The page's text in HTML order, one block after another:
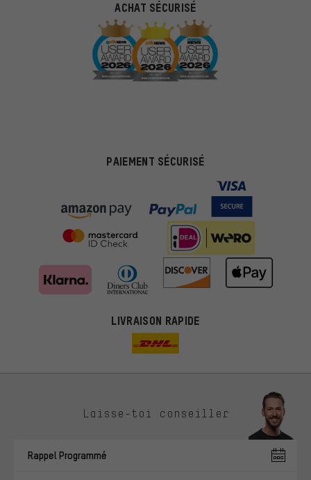
ACHAT SÉCURISÉ
PAIEMENT SÉCURISÉ
LIVRAISON RAPIDE
Laisse-toi conseiller
Rappel Programmé
Des offres plus adaptées
Au lieu de pubs au hasard, nous afficherons des offres plus
intérêts et à te présenter des offres et des conseils sur mesure.